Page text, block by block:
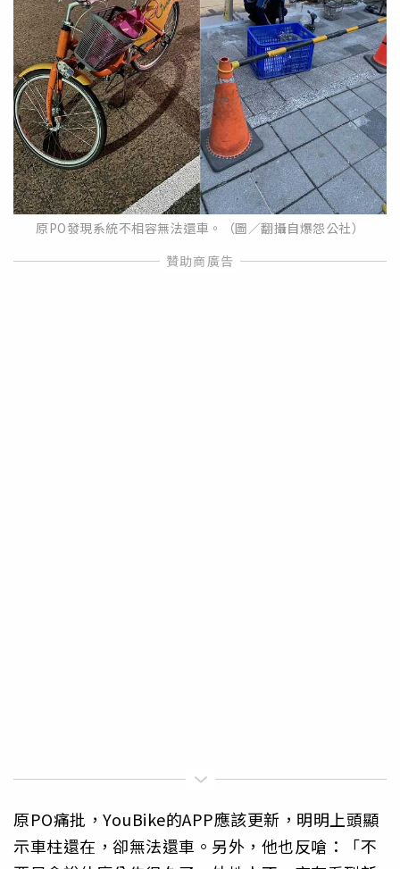
原PO發現系統不相容無法還車。（圖／翻攝自爆怨公社）
原PO痛批，YouBike的APP應該更新，明明上頭顯
示車柱還在，卻無法還車。另外，他也反嗆：「不